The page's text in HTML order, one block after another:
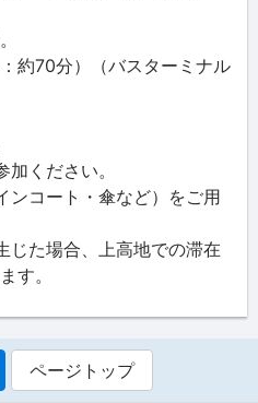
約70分）（バスターミナル
ください。
ンコート・傘など）をご用
じた場合、上高地での滞在
す。
ページトップ